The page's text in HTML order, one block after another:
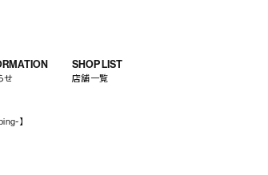
せ
SHOP LIST
店舗一覧
】